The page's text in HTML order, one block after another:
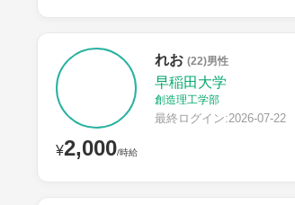
¥2,000/時給
れお (22)男性
早稲田大学
創造理工学部
最終ログイン:2026-07-22